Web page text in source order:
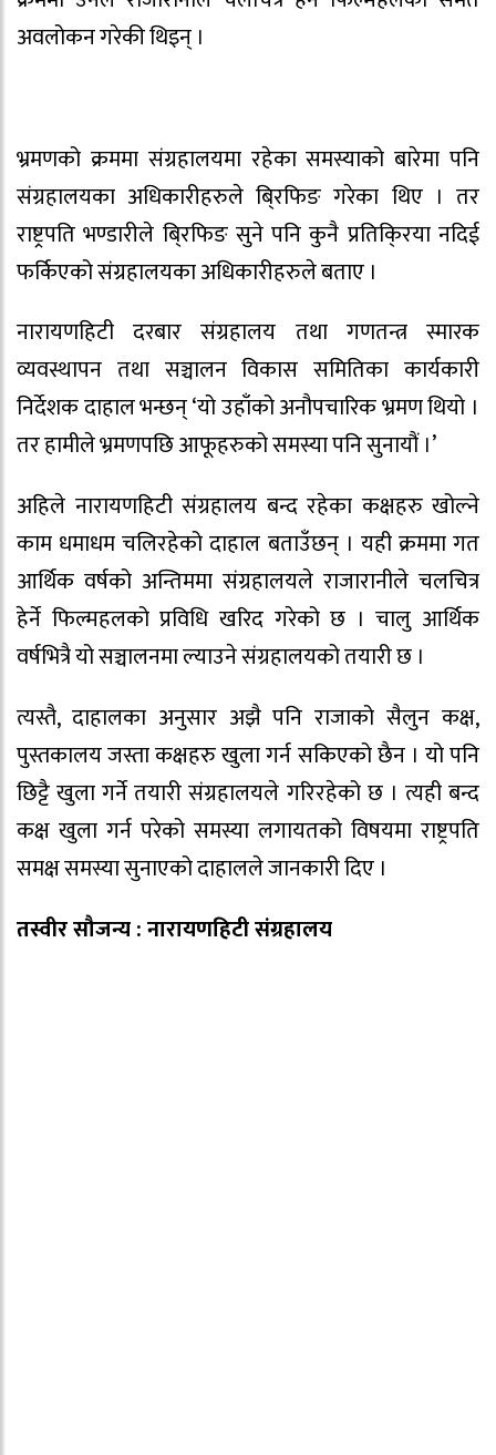
अवलोकन गरेकी थिइन् ।
भ्रमणको क्रममा संग्रहालयमा रहेका समस्याको बारेमा पनि
संग्रहालयका अधिकारीहरुले बि्रफिङ गरेका थिए । तर
राष्ट्रपति भण्डारीले बि्रफिङ सुने पनि कुनै प्रतिकि्रया नदिई
फर्किएको संग्रहालयका अधिकारीहरुले बताए ।
नारायणहिटी दरबार संग्रहालय तथा गणतन्त्र स्मारक
व्यवस्थापन तथा सञ्चालन विकास समितिका कार्यकारी
निर्देशक दाहाल भन्छन् ‘यो उहाँको अनौपचारिक भ्रमण थियो ।
तर हामीले भ्रमणपछि आफूहरुको समस्या पनि सुनायौं ।’
अहिले नारायणहिटी संग्रहालय बन्द रहेका कक्षहरु खोल्ने
काम धमाधम चलिरहेको दाहाल बताउँछन् । यही क्रममा गत
आर्थिक वर्षको अन्तिममा संग्रहालयले राजारानीले चलचित्र
हेर्ने फिल्महलको प्रविधि खरिद गरेको छ । चालु आर्थिक
वर्षभित्रै यो सञ्चालनमा ल्याउने संग्रहालयको तयारी छ ।
त्यस्तै, दाहालका अनुसार अझै पनि राजाको सैलुन कक्ष,
पुस्तकालय जस्ता कक्षहरु खुला गर्न सकिएको छैन । यो पनि
छिट्टै खुला गर्ने तयारी संग्रहालयले गरिरहेको छ । त्यही बन्द
कक्ष खुला गर्न परेको समस्या लगायतको विषयमा राष्ट्रपति
समक्ष समस्या सुनाएको दाहालले जानकारी दिए ।
तस्वीर सौजन्य : नारायणहिटी संग्रहालय